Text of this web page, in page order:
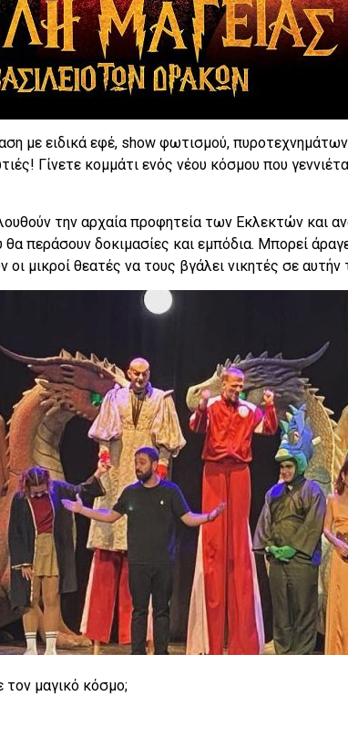
με ειδικά εφέ, show φωτισμού,
Γίνετε κομμάτι ενός νέου κόσμου που
την αρχαία προφητεία των Εκλεκτών και
περάσουν δοκιμασίες και εμπόδια. Μπορεί
μικροί θεατές να τους βγάλει νικητές σε
τον μαγικό κόσμο;